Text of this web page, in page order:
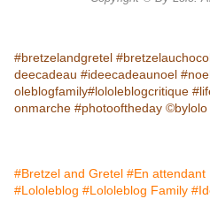
#bretzelandgretel
deecadeau #ideecadeaunoel
oleblogfamily#lololeblogcritique
onmarche #photooftheday ©️bylolo
#Bretzel and Gretel #En attendant
#Lololeblog #Lololeblog Family